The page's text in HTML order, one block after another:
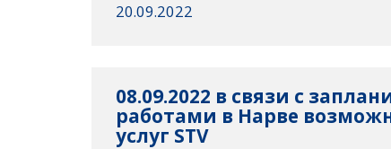
20.09.2022
08.09.2022 в связи с
работами в Нарве
услуг STV